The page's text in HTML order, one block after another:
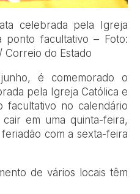
celebrada pela Igreja
ponto facultativo – Foto:
do Estado
é comemorado o
pela Igreja Católica e
facultativo no calendário
em uma quinta-feira,
com a sexta-feira
de vários locais têm